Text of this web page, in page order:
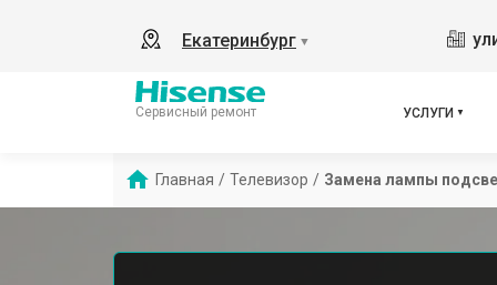
Екатеринбург ▼
Сервисный ремонт УСЛУГИ
Главная / Телевизор / Замена лампы